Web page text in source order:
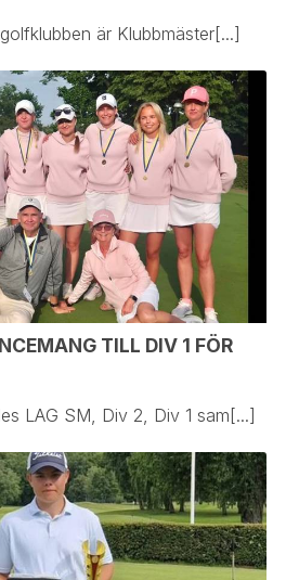
är Klubbmäster[...]
TILL DIV 1 FÖR
LAG SM, Div 2, Div 1 sam[...]